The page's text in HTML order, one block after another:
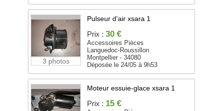
3 photos
Pulseur d’air xsara 1
Prix : 30 €
Accessoires Pièces
Languedoc-Roussillon
Montpellier - 34080
Déposée le 24/05 à 9h53
Moteur essuie-glace xsara 1
Prix : 15 €